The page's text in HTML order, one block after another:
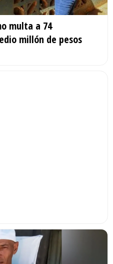
multa a 74
millón de pesos